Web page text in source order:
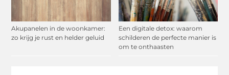
Akupanelen in de woonkamer:
zo krijg je rust en helder geluid
Een digitale detox: waarom
schilderen de perfecte manier is
om te onthaasten